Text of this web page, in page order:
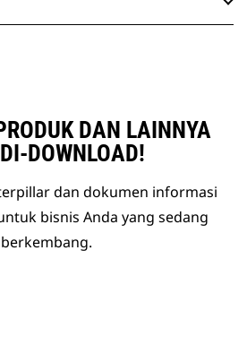
DAN LAINNYA
DOWNLOAD!
dan dokumen informasi
bisnis Anda yang sedang
berkembang.